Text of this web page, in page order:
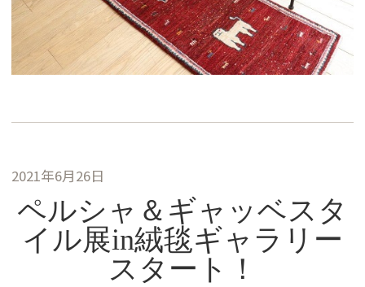
2021年6月26日
ペルシャ＆ギャッベスタ
イル展in絨毯ギャラリー
スタート！